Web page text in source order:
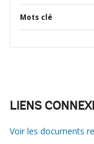
Mots clé
LIENS
Voir les documents